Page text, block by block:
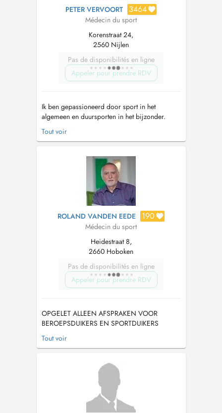
PETER VERVOORT 3464
Médecin du sport
Korenstraat 24,
2560 Nijlen
Pas de disponibilités en ligne
Appeler pour prendre RDV
Ik ben gepassioneerd door sport in het
algemeen en duursporten in het bijzonder.
Sportgeneeskunde was dan ook de logische
keuze na mijn middelbare studies en gaf mij de
te kunnen maken. Bijblijven op gebied van
sportmedische kennis, maar ook op gebied
Tout voir
ROLAND VANDEN EEDE 190
Médecin du sport
Heidestraat 8,
2660 Hoboken
Pas de disponibilités en ligne
Appeler pour prendre RDV
OPGELET ALLEEN AFSPRAKEN VOOR
BEROEPSDUIKERS EN SPORTDUIKERS
ATTENTION RENDEZ_VOUS UNIQUEMENT
POUR PLONGEURS SPORTIFS ATTENTION
SPORT DIVERS Dr Vanden Eede is
arbeidsgeneesheer sinds 19...
Tout voir